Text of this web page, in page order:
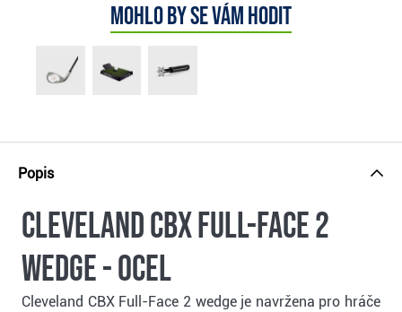
Mohlo by se vám hodit
Popis
Cleveland CBX Full-Face 2
wedge - ocel
Cleveland CBX Full-Face 2 wedge je navržena pro hráče